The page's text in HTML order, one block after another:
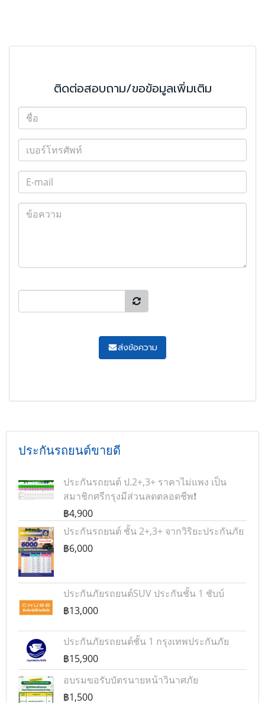
ติดต่อสอบถาม/ขอข้อมูลเพิ่มเติม
ส่งข้อความ
ประกันรถยนต์ขายดี
ประกันรถยนต์ ป.2+,3+ ราคาไม่แพง เป็น
สมาชิกศรีกรุงมีส่วนลดตลอดชีพ❗
฿4,900
ประกันรถยนต์ ชั้น 2+,3+ จากวิริยะประกันภัย
฿6,000
ประกันภัยรถยนต์SUV ประกันชั้น 1 ชับบ์
฿13,000
ประกันภัยรถยนต์ชั้น 1 กรุงเทพประกันภัย
฿15,900
อบรมขอรับบัตรนายหน้าวินาศภัย
฿1,500